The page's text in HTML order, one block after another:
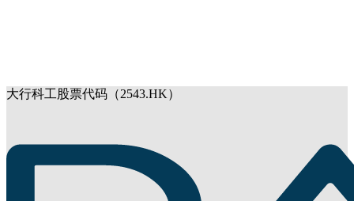
大行科工股票代码（2543.HK）